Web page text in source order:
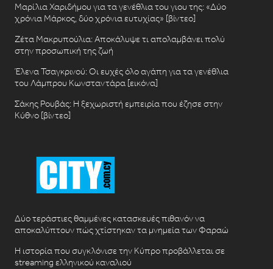
Μαρίλια Χαριδήμου για τα γενέθλια του γιου της: «Δύο
χρόνια Μάρκος, δύο χρόνια ευτυχίας» [βίντεο]
Ζέτα Μακρυπούλια: Αποκάλυψε τι απολαμβάνει πολύ
στην προσωπική της ζωή
Έλενα Τσαγκρινού: Οι ευχές όλο αγάπη για τα γενέθλια
του Λάμπρου Κωνσταντάρα [εικόνα]
Σάκης Ρουβάς: Η ξεχωριστή εμπειρία που έζησε στην
Κύθνο [βίντεο]
Δύο τεράστιες θαμμένες κατασκευές πιθανόν να
αποκαλύπτουν πώς χτίστηκαν τα μνημεία των Φαραώ
Η ιστορία που συγκλόνισε την Κύπρο προβάλλεται σε
streaming ελληνικού καναλιού